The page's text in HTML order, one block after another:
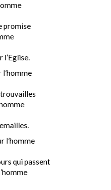
promise
l’Eglise.
l’homme
l’homme
qui passent